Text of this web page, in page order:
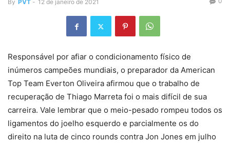
By PVT - 12 de janeiro de 2021
Responsável por afiar o condicionamento físico de
inúmeros campeões mundiais, o preparador da American
Top Team Everton Oliveira afirmou que o trabalho de
recuperação de Thiago Marreta foi o mais difícil de sua
carreira. Vale lembrar que o meio-pesado rompeu todos os
ligamentos do joelho esquerdo e parcialmente os do
direito na luta de cinco rounds contra Jon Jones em julho